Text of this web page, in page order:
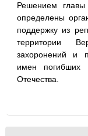
Решением главы
определены
поддержку из
территории
захоронений и
имен погибших
Отечества.